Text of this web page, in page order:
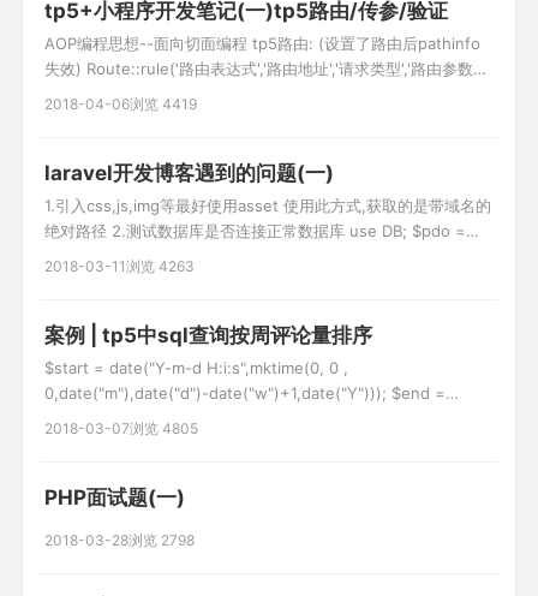
tp5+小程序开发笔记(一)tp5路由/传参/验证
AOP编程思想--面向切面编程 tp5路由: (设置了路由后pathinfo
失效) Route::rule('路由表达式','路由地址','请求类型','路由参数
(数组)','变量规则(数组)'); 请求类型:get post delete put any(默
2018-04-06浏览 4419
laravel开发博客遇到的问题(一)
1.引入css,js,img等最好使用asset 使用此方式,获取的是带域名的
绝对路径 2.测试数据库是否连接正常数据库 use DB; $pdo =
DB::connection()->getPdo(); dd($pdo); 3.引入第三方类
2018-03-11浏览 4263
案例 | tp5中sql查询按周评论量排序
$start = date("Y-m-d H:i:s",mktime(0, 0 ,
0,date("m"),date("d")-date("w")+1,date("Y"))); $end =
date("Y-m-d H:i:s",mktime(23,59,59,date("m"),date("d")-
2018-03-07浏览 4805
PHP面试题(一)
2018-03-28浏览 2798